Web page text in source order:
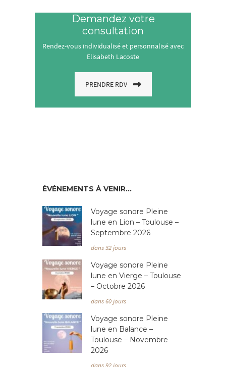
Demandez votre
consultation
Rendez-vous individualisé et personnalisé avec
Elisabeth Lacoste
PRENDRE RDV
ÉVÉNEMENTS À VENIR…
Voyage sonore Pleine
lune en Lion – Toulouse –
Septembre 2026
dans 32 jours
Voyage sonore Pleine
lune en Vierge – Toulouse
– Octobre 2026
dans 60 jours
Voyage sonore Pleine
lune en Balance –
Toulouse – Novembre
2026